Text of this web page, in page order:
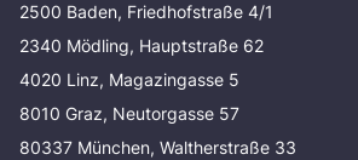
2500 Baden, Friedhofstraße 4/1
2340 Mödling, Hauptstraße 62
4020 Linz, Magazingasse 5
8010 Graz, Neutorgasse 57
80337 München, Waltherstraße 33